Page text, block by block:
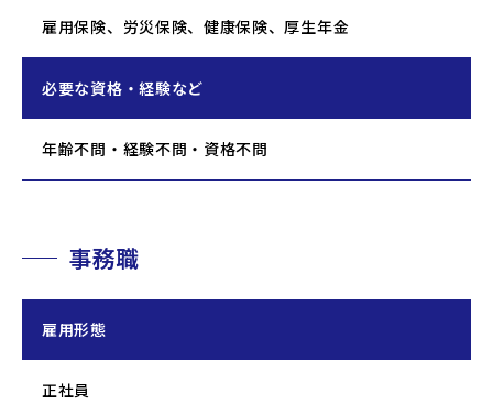
雇用保険、労災保険、健康保険、厚生年金
必要な資格・経験など
年齢不問・経験不問・資格不問
事務職
雇用形態
正社員